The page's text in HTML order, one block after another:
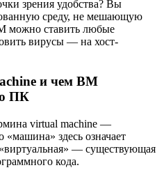
зрения удобства? Вы
среду, не мешающую
можно ставить любые
вирусы — на хост-
и чем ВМ
ПК
virtual machine —
здесь означает
— существующая
кода.